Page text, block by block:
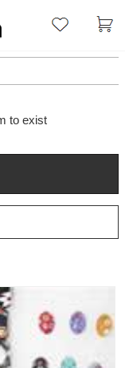
to exist